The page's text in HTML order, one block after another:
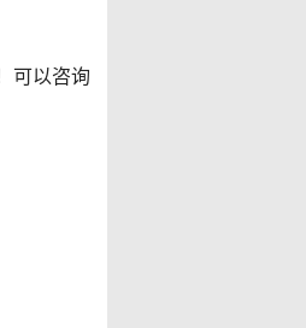
可以咨询